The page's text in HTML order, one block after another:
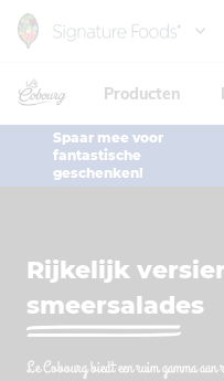
Skip
main
content
Producten
Spaar mee voor
fantastische
geschenken!
Rijkelijk
smeersalades
Le Cobourg biedt een ruim gamma